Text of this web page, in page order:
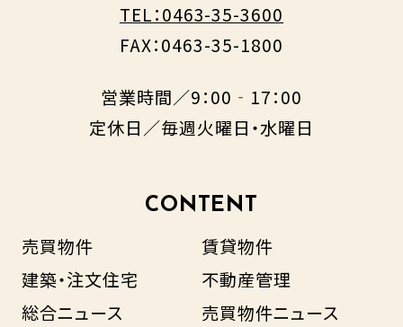
TEL：0463-35-3600
FAX：0463-35-1800
営業時間／9：00‐17：00
定休日／毎週火曜日・水曜日
CONTENT
売買物件
賃貸物件
建築・注文住宅
不動産管理
総合ニュース
売買物件ニュース